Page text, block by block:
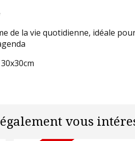
de la vie quotidienne, idéale
vous